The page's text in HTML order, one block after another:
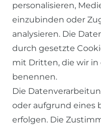
AGB
WIDERRUFSRECHT
IMPRESSUM
SERVICE
personalisieren,
einzubinden oder
analysieren. Die
durch gesetzte
mit Dritten, die wir
benennen.
Die
oder aufgrund eines
erfolgen. Die